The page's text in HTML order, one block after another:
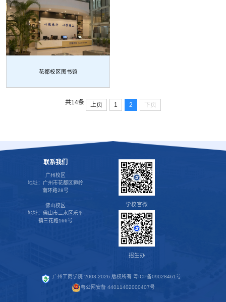
花都校区图书馆
共14条 上页 1 2 下页
联系我们
广州校区
地址：广州市花都区狮岭
南环路28号
佛山校区
地址：佛山市三水区乐平
镇三花路166号
学校官微
招生办
广州工商学院 2003-2026 版权所有 粤ICP备09028461号
粤公网安备 44011402000407号